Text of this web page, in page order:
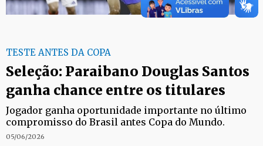
TESTE ANTES DA COPA
Seleção: Paraibano Douglas Santos
ganha chance entre os titulares
Jogador ganha oportunidade importante no último
compromisso do Brasil antes Copa do Mundo.
05/06/2026